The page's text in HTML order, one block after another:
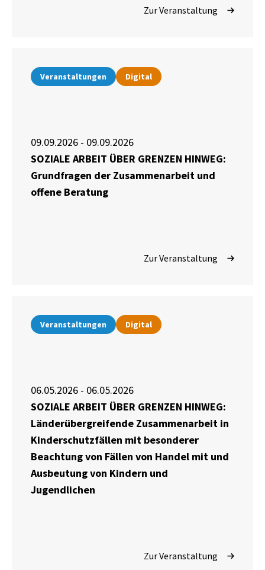
Zur Veranstaltung
Veranstaltungen Digital
09.09.2026 - 09.09.2026
SOZIALE ARBEIT ÜBER GRENZEN HINWEG:
Grundfragen der Zusammenarbeit und
offene Beratung
Zur Veranstaltung
Veranstaltungen Digital
06.05.2026 - 06.05.2026
SOZIALE ARBEIT ÜBER GRENZEN HINWEG:
Länderübergreifende Zusammenarbeit in
Kinderschutzfällen mit besonderer
Beachtung von Fällen von Handel mit und
Ausbeutung von Kindern und
Jugendlichen
Zur Veranstaltung